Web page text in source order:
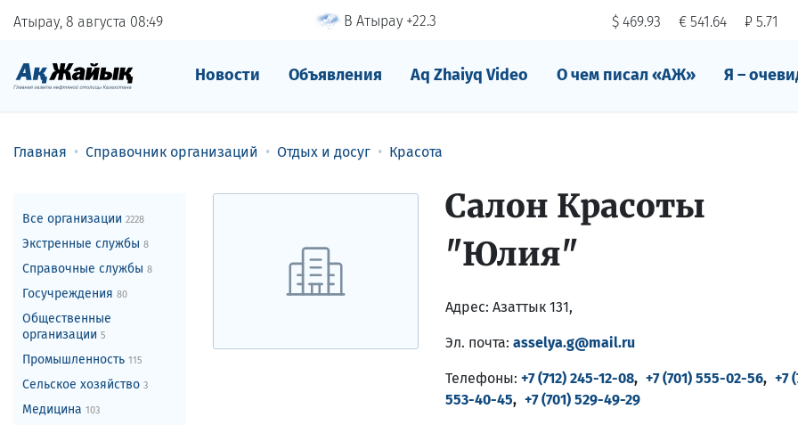
Атырау, 8 августа 08 49 В Атырау +22.3 $ 469.93 € 541.64 ₽ 5.71
Новости Объявления Aq Zhaiyq Video О чем писал «АЖ» Я –
Главная Справочник организаций Отдых и досуг Красота
Все организации 2228
Экстренные службы 8
Справочные службы 8
Госучреждения 80
Общественные
организации 5
Промышленность 115
Сельское хозяйство 3
Медицина 103
Салон Красоты
"Юлия"
Адрес: Азаттык 131,
Эл. почта: asselya.g@mail.ru
Телефоны: +7 (712) 245-12-08, +7 (701) 555-02-56, +7
553-40-45, +7 (701) 529-49-29